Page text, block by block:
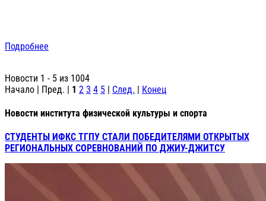
Подробнее
Новости 1 - 5 из 1004
Начало | Пред. | 1 2 3 4 5 | След. | Конец
Новости института физической культуры и спорта
СТУДЕНТЫ ИФКС ТГПУ СТАЛИ ПОБЕДИТЕЛЯМИ ОТКРЫТЫХ
РЕГИОНАЛЬНЫХ СОРЕВНОВАНИЙ ПО ДЖИУ-ДЖИТСУ